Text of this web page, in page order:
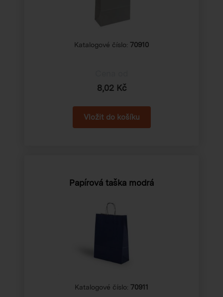
Katalogové číslo: 70910
8,02 Kč
Papírová taška modrá
Katalogové číslo: 70911